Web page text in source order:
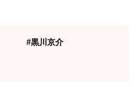
#黒川京介